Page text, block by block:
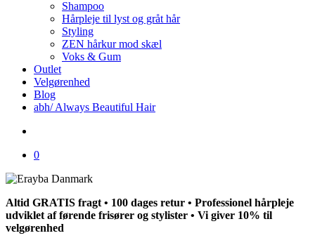
Shampoo
Hårpleje til lyst og gråt hår
Styling
ZEN hårkur mod skæl
Voks & Gum
Outlet
Velgørenhed
Blog
abh/ Always Beautiful Hair
0
Altid GRATIS fragt • 100 dages retur • Professionel hårpleje
udviklet af førende frisører og stylister • Vi giver 10% til
velgørenhed